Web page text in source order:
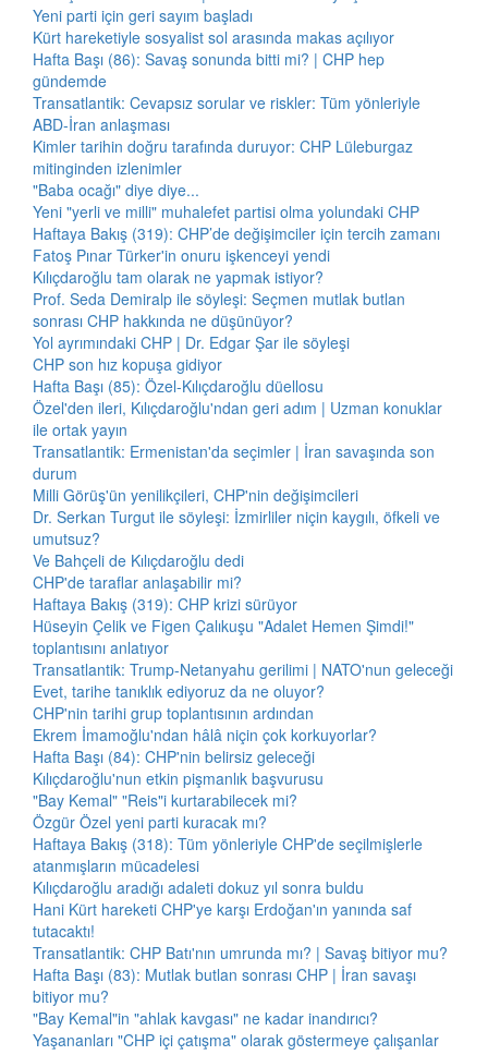
Yeni parti için geri sayım başladı
Kürt hareketiyle sosyalist sol arasında makas açılıyor
Hafta Başı (86): Savaş sonunda bitti mi? | CHP hep
gündemde
Transatlantik: Cevapsız sorular ve riskler: Tüm yönleriyle
ABD-İran anlaşması
Kimler tarihin doğru tarafında duruyor: CHP Lüleburgaz
mitinginden izlenimler
"Baba ocağı" diye diye...
Yeni "yerli ve milli" muhalefet partisi olma yolundaki CHP
Haftaya Bakış (319): CHP’de değişimciler için tercih zamanı
Fatoş Pınar Türker'in onuru işkenceyi yendi
Kılıçdaroğlu tam olarak ne yapmak istiyor?
Prof. Seda Demiralp ile söyleşi: Seçmen mutlak butlan
sonrası CHP hakkında ne düşünüyor?
Yol ayrımındaki CHP | Dr. Edgar Şar ile söyleşi
CHP son hız kopuşa gidiyor
Hafta Başı (85): Özel-Kılıçdaroğlu düellosu
Özel'den ileri, Kılıçdaroğlu'ndan geri adım | Uzman konuklar
ile ortak yayın
Transatlantik: Ermenistan'da seçimler | İran savaşında son
durum
Milli Görüş'ün yenilikçileri, CHP'nin değişimcileri
Dr. Serkan Turgut ile söyleşi: İzmirliler niçin kaygılı, öfkeli ve
umutsuz?
Ve Bahçeli de Kılıçdaroğlu dedi
CHP'de taraflar anlaşabilir mi?
Haftaya Bakış (319): CHP krizi sürüyor
Hüseyin Çelik ve Figen Çalıkuşu "Adalet Hemen Şimdi!"
toplantısını anlatıyor
Transatlantik: Trump-Netanyahu gerilimi | NATO'nun geleceği
Evet, tarihe tanıklık ediyoruz da ne oluyor?
CHP'nin tarihi grup toplantısının ardından
Ekrem İmamoğlu'ndan hâlâ niçin çok korkuyorlar?
Hafta Başı (84): CHP'nin belirsiz geleceği
Kılıçdaroğlu'nun etkin pişmanlık başvurusu
"Bay Kemal" "Reis"i kurtarabilecek mi?
Özgür Özel yeni parti kuracak mı?
Haftaya Bakış (318): Tüm yönleriyle CHP'de seçilmişlerle
atanmışların mücadelesi
Kılıçdaroğlu aradığı adaleti dokuz yıl sonra buldu
Hani Kürt hareketi CHP'ye karşı Erdoğan'ın yanında saf
tutacaktı!
Transatlantik: CHP Batı'nın umrunda mı? | Savaş bitiyor mu?
Hafta Başı (83): Mutlak butlan sonrası CHP | İran savaşı
bitiyor mu?
"Bay Kemal"in "ahlak kavgası" ne kadar inandırıcı?
Yaşananları "CHP içi çatışma" olarak göstermeye çalışanlar